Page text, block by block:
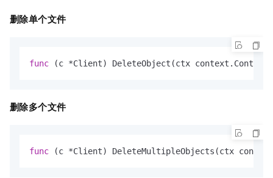
删除单个文件
func (c *Client) DeleteObject(ctx
删除多个文件
func (c *Client) DeleteMultipleObjects(ctx